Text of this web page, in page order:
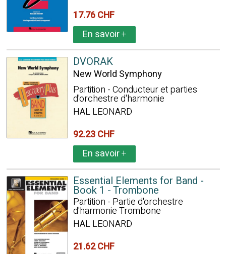
17.76 CHF
En savoir+
DVORAK
New World Symphony
Partition - Conducteur et parties
d'orchestre d'harmonie
HAL LEONARD
92.23 CHF
En savoir+
Essential Elements for Band -
Book 1 - Trombone
Partition - Partie d'orchestre
d'harmonie Trombone
HAL LEONARD
21.62 CHF